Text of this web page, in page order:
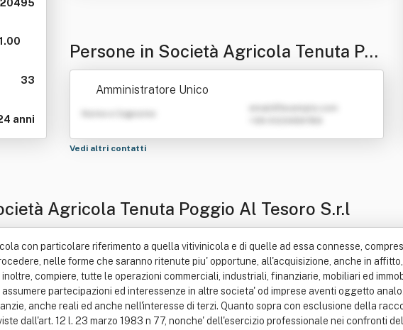
33
anni
Persone in Società Agricola Tenuta Po
ggio Al Tesoro S.r.l
Amministratore Unico
Nome e Cognome
Vedi altri contatti
Agricola Tenuta Poggio Al Tesoro S.r.l
con particolare riferimento a quella vitivinicola e di quelle ad essa connesse,
nelle forme che saranno ritenute piu' opportune, all'acquisizione, anche in
compiere, tutte le operazioni commerciali, industriali, finanziarie, mobiliari ed
partecipazioni ed interessenze in altre societa' od imprese aventi oggetto
anche reali ed anche nell'interesse di terzi. Quanto sopra con esclusione della
dall'art. 12 l. 23 marzo 1983 n 77, nonche' dell'esercizio professionale nei confronti